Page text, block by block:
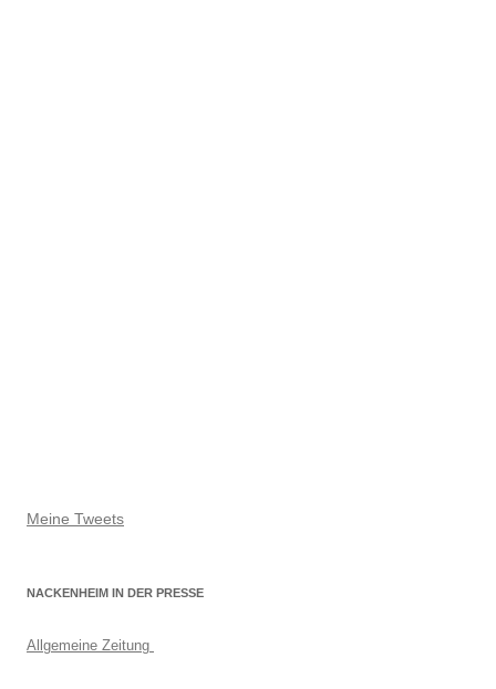
Meine Tweets
NACKENHEIM IN DER PRESSE
Allgemeine Zeitung